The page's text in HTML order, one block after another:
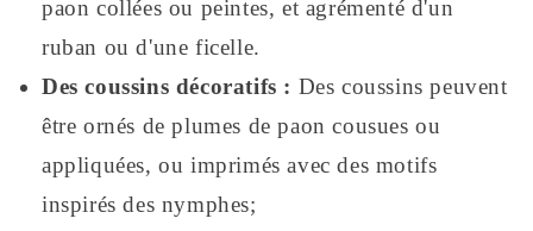
paon collées ou peintes, et agrémenté d'un
ruban ou d'une ficelle.
Des coussins décoratifs : Des coussins peuvent
être ornés de plumes de paon cousues ou
appliquées, ou imprimés avec des motifs
inspirés des nymphes;